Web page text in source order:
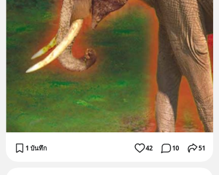
1 บันทึก 42 10 51